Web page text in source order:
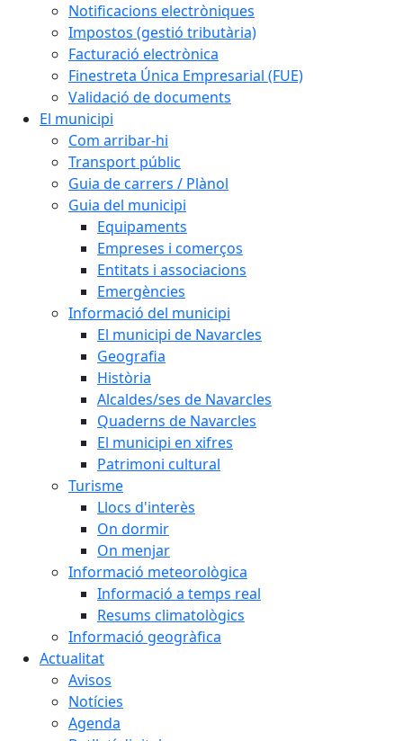
Notificacions electròniques
Impostos (gestió tributària)
Facturació electrònica
Finestreta Única Empresarial (FUE)
Validació de documents
El municipi
Com arribar-hi
Transport públic
Guia de carrers / Plànol
Guia del municipi
Equipaments
Empreses i comerços
Entitats i associacions
Emergències
Informació del municipi
El municipi de Navarcles
Geografia
Història
Alcaldes/ses de Navarcles
Quaderns de Navarcles
El municipi en xifres
Patrimoni cultural
Turisme
Llocs d'interès
On dormir
On menjar
Informació meteorològica
Informació a temps real
Resums climatològics
Informació geogràfica
Actualitat
Avisos
Notícies
Agenda